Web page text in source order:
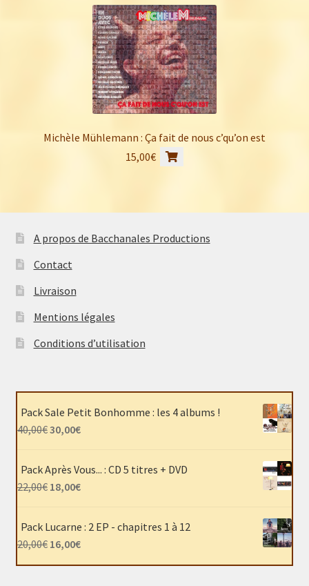
Michèle Mühlemann : Ça fait de nous c’qu’on est
15,00€
A propos de Bacchanales Productions
Contact
Livraison
Mentions légales
Conditions d’utilisation
Pack Sale Petit Bonhomme : les 4 albums !
40,00€ Le
initial
était :
40,00€.
30,00€Le
Pack Après Vous... : CD 5 titres + DVD
22,00€ Le
22,00€.
18,00€Le
actuel
Pack Lucarne : 2 EP - chapitres 1 à 12
20,00€ Le
16,00€Le